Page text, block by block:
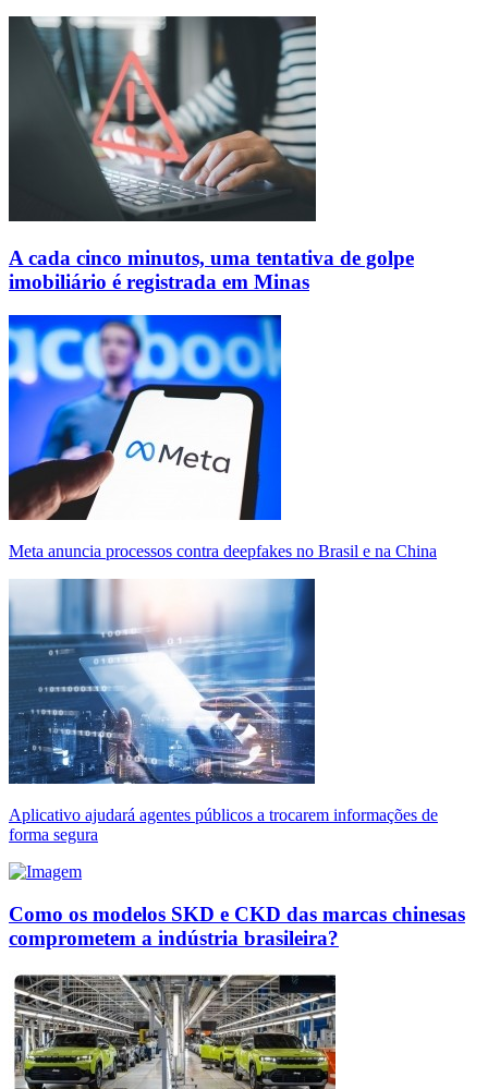
A cada cinco minutos, uma tentativa de golpe
imobiliário é registrada em Minas
Meta anuncia processos contra deepfakes no Brasil e na China
Aplicativo ajudará agentes públicos a trocarem informações de
forma segura
Como os modelos SKD e CKD das marcas chinesas
comprometem a indústria brasileira?